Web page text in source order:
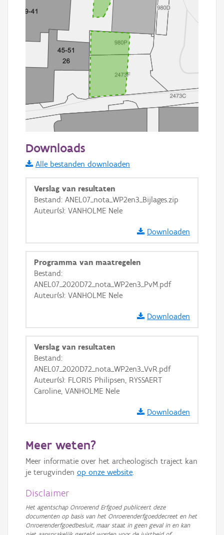
Informatie Vlaanderen
i
+ −
Basis Lagen
Ortho
GRB-Basiskaart in grijswaarden
Downloads
Alle bestanden downloaden
Verslag van resultaten
Bestand: ANEL07_nota_WP2en3_Bijlages.zip
Auteur(s): VANHOLME Nele
Downloaden
Programma van maatregelen
Bestand:
ANEL07_2020D72_nota_WP2en3_PvM.pdf
Auteur(s): VANHOLME Nele
Downloaden
Verslag van resultaten
Bestand:
ANEL07_2020D72_nota_WP2en3_VvR.pdf
Auteur(s): FLORIS Philipsen, RYSSAERT
Caroline, VANHOLME Nele
Downloaden
Meer weten?
Meer informatie over het archeologisch traject kan
je terugvinden op onze website.
Disclaimer
Het agentschap Onroerend Erfgoed publiceert deze
documenten op basis van het Onroerenderfgoeddecreet en het
Onroerenderfgoedbesluit, maar staat in geen geval in en kan